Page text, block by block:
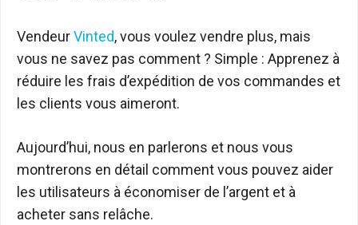
VendeurVinted, vous voulez vendre plus, mais
vous ne savez pas comment ? Simple : Apprenez à
réduire les frais d’expédition de vos commandes et
les clients vous aimeront.
Aujourd’hui, nous en parlerons et nous vous
montrerons en détail comment vous pouvez aider
les utilisateurs à économiser de l’argent et à
acheter sans relâche.